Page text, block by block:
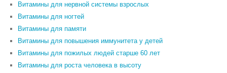
Витамины для нервной системы взрослых
Витамины для ногтей
Витамины для памяти
Витамины для повышения иммунитета у детей
Витамины для пожилых людей старше 60 лет
Витамины для роста человека в высоту